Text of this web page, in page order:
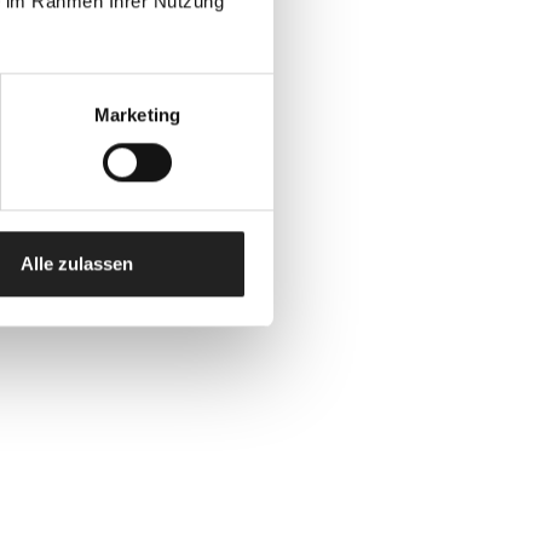
Marketing
Alle zulassen